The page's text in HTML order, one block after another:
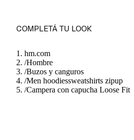
COMPLETÁ TU LOOK
hm.com
/Hombre
/Buzos y canguros
/Men hoodiessweatshirts zipup
/Campera con capucha Loose Fit